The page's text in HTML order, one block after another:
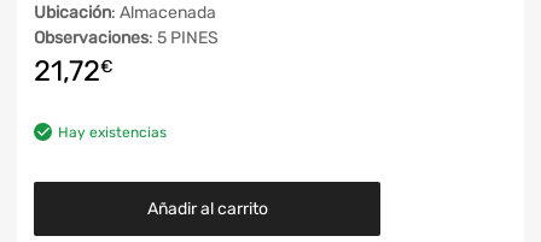
Ubicación: Almacenada
Observaciones: 5 PINES
21,72€
Hay existencias
Añadir al carrito